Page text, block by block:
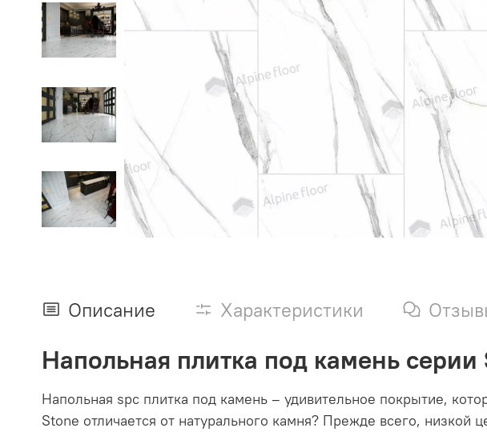
Описание Характеристики
Напольная плитка под камень
Напольная spc плитка под камень – удивительное покрытие,
Stone отличается от натурального камня? Прежде всего, низкой